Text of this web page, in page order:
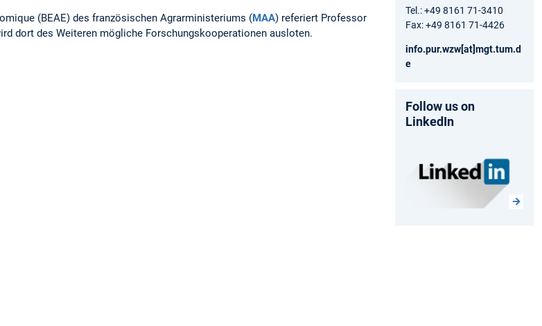
(BEAE) des französischen Agrarministeriums (MAA) referiert Professor
dort des Weiteren mögliche Forschungskooperationen ausloten.
Tel.: +49 8161 71-3410
Fax: +49 8161 71-4426
info.pur.wzw[at]mgt.tum.d
e
Follow us on
LinkedIn